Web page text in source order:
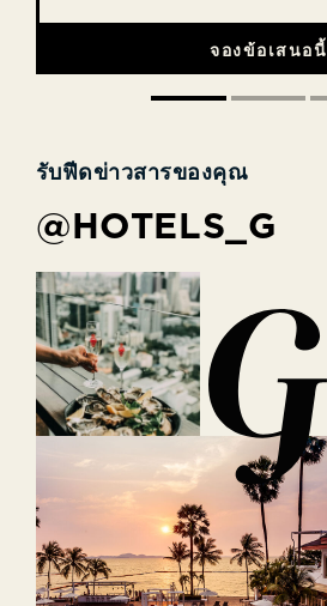
จองข้อเสนอนี้
จองข้อเสนอนี้
จองข้อเสนอนี้
รับฟีดข่าวสารของคุณ
@HOTELS_G